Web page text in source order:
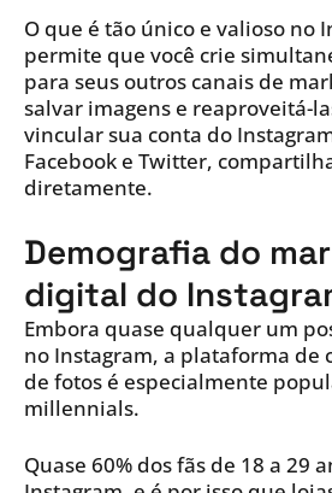
O que é tão único e valioso no
permite que você crie
para seus outros canais de
salvar imagens e reaproveitá-
vincular sua conta do
Facebook e Twitter,
diretamente.
Demografia do
digital do
Embora quase qualquer um
no Instagram, a plataforma
de fotos é especialmente
millennials.
Quase 60% dos fãs de 18 a 29